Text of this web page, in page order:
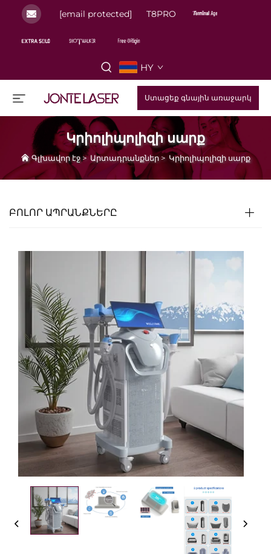
[email protected] T8PRO
HY
Ստացեք գնային առաջարկ
Կրիոլիպոլիզի սարք
Գլխավոր էջ> Արտադրանքներ> Կրիոլիպոլիզի սարք
ԲՈԼՈՐ ԱՊՐԱՆՔՆԵՐԸ